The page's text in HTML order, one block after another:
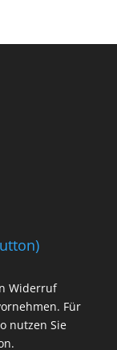
Widerruf
Für
nutzen Sie